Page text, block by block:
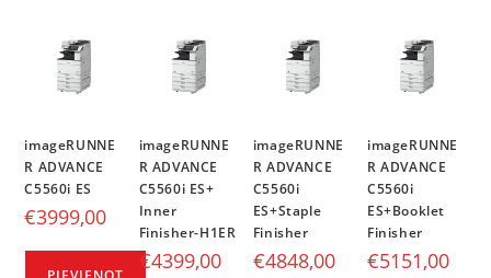
imageRUNNE
R ADVANCE
C5560i ES
€3999,00
imageRUNNE
R ADVANCE
C5560i ES+
Inner
Finisher-H1ER
€4399,00
imageRUNNE
R ADVANCE
C5560i
ES+Staple
Finisher
€4848,00
imageRUNNE
R ADVANCE
C5560i
ES+Booklet
Finisher
€5151,00